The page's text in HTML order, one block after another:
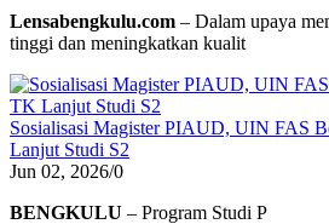
Lensabengkulu.com – Dalam upaya
tinggi dan meningkatkan kualit
Sosialisasi Magister PIAUD, UIN FAS
Lanjut Studi S2
Jun 02, 2026/0
BENGKULU – Program Studi P